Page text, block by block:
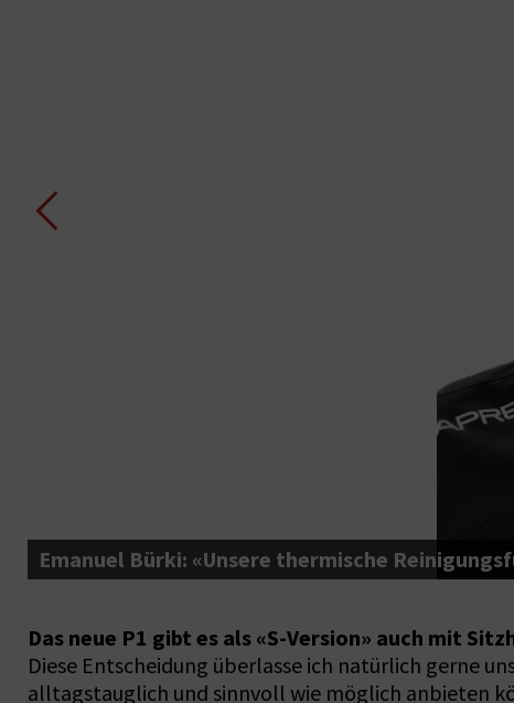
Emanuel Bürki: «Unsere thermische
Das neue P1 gibt es als «S-Version» auch mit
Diese Entscheidung überlasse ich natürlich gerne
alltagstauglich und sinnvoll wie möglich anbieten